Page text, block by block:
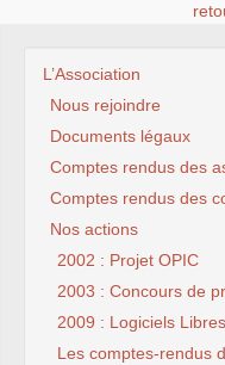
L’Association
Nous rejoindre
Documents légaux
Comptes rendus des
Comptes rendus des
Nos actions
2002 : Projet OPIC
2003 : Concours de
2009 : Logiciels
Les comptes-rendus